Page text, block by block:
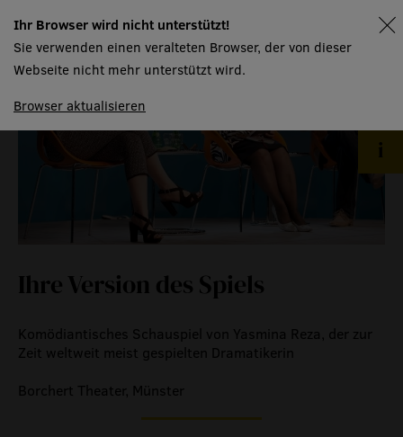
spielplan gastronomie
museum
meilensteine
historische medienberichte
eigenproduktionen mtg
Ihre Version des Spiels
Komödiantisches Schauspiel von Yasmina Reza, der zur
Zeit weltweit meist gespielten Dramatikerin
Borchert Theater, Münster
Ihr Browser wird nicht unterstützt!
Sie verwenden einen veralteten Browser, der von dieser
Webseite nicht mehr unterstützt wird.
Browser aktualisieren